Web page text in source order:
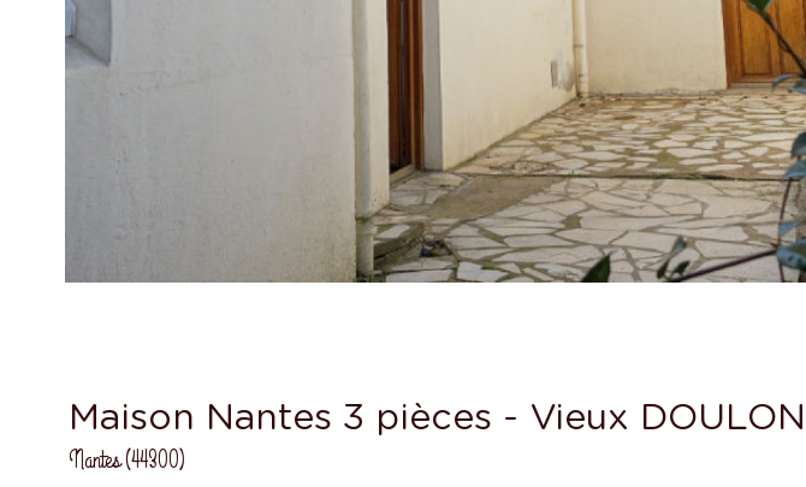
Maison Nantes 3 pièces - Vieux DOULON
Nantes (44300)